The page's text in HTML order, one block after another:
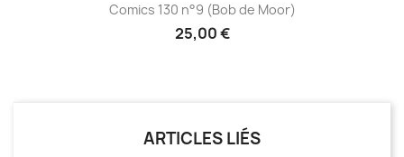
Comics 130 n°9 (Bob de Moor)
25,00 €
ARTICLES LIÉS